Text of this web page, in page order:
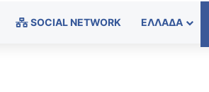
SOCIAL NETWORK ΕΛΛΆΔΑ